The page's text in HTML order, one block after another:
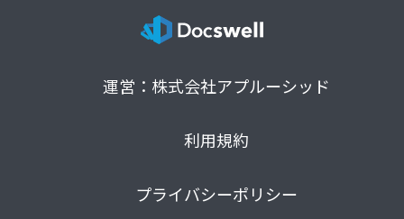
運営：株式会社アプルーシッド
利用規約
プライバシーポリシー